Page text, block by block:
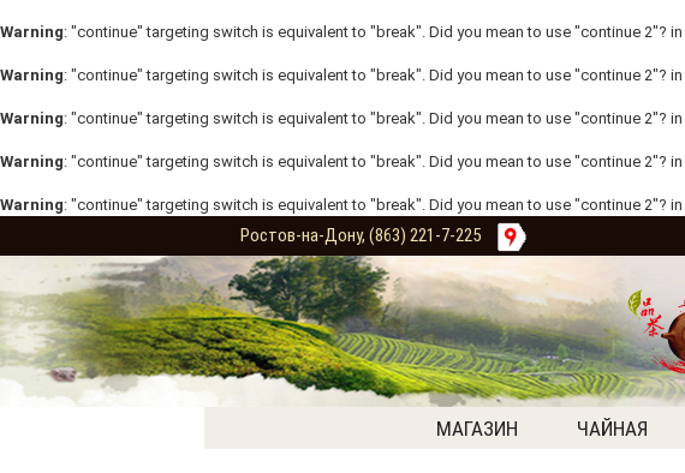
Warning: "continue" targeting switch is equivalent to "break". Did you mean to use "continue 2"? in
Warning: "continue" targeting switch is equivalent to "break". Did you mean to use "continue 2"? in
Warning: "continue" targeting switch is equivalent to "break". Did you mean to use "continue 2"? in
Warning: "continue" targeting switch is equivalent to "break". Did you mean to use "continue 2"? in
Warning: "continue" targeting switch is equivalent to "break". Did you mean to use "continue 2"? in
Ростов-на-Дону, (863) 221-7-225
МАГАЗИН ЧАЙНАЯ